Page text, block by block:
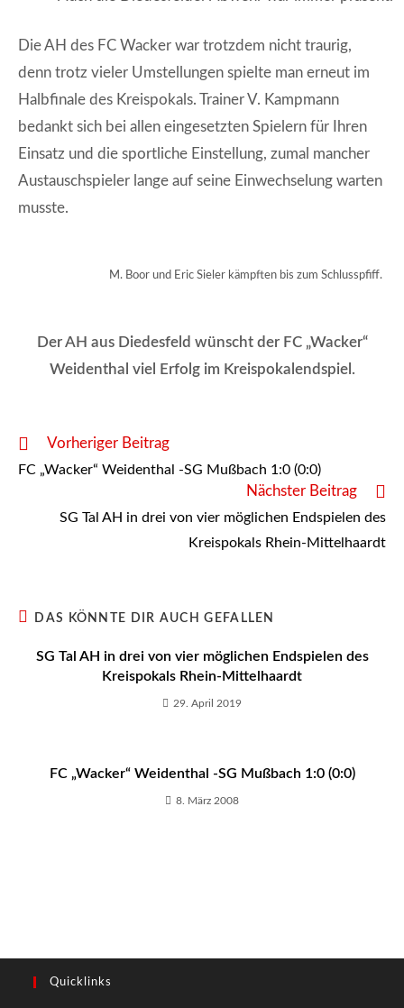
Die AH des FC Wacker war trotzdem nicht traurig,
denn trotz vieler Umstellungen spielte man erneut im
Halbfinale des Kreispokals. Trainer V. Kampmann
bedankt sich bei allen eingesetzten Spielern für Ihren
Einsatz und die sportliche Einstellung, zumal mancher
Austauschspieler lange auf seine Einwechselung warten
musste.
M. Boor und Eric Sieler kämpften bis zum Schlusspfiff.
Der AH aus Diedesfeld wünscht der FC „Wacker“
Weidenthal viel Erfolg im Kreispokalendspiel.
Weitere
ansehen
Vorheriger Beitrag
FC „Wacker“ Weidenthal -SG Mußbach 1:0 (0:0)
Nächster Beitrag
SG Tal AH in drei von vier möglichen Endspielen des
Kreispokals Rhein-Mittelhaardt
DAS KÖNNTE DIR AUCH GEFALLEN
SG Tal AH in drei von vier möglichen Endspielen des
Kreispokals Rhein-Mittelhaardt
29. April 2019
FC „Wacker“ Weidenthal -SG Mußbach 1:0 (0:0)
8. März 2008
Quicklinks